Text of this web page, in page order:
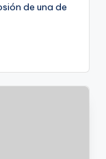
de una de